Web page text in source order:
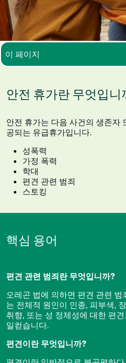
안전 휴가란 무엇입니
안전 휴가는 다음 사건의 생존자
공되는 유급휴가입니다.
성폭력
가정 폭력
학대
편견 관련 범죄
스토킹
핵심 용어
편견 관련 범죄란 무엇입니까?
오레곤 법에 의하면 편견 관련
는 전체적 원인이 인종, 피부색,
취향, 또는 성 정체성에 대한 편
일컫습니다.
편견이란 무엇입니까?